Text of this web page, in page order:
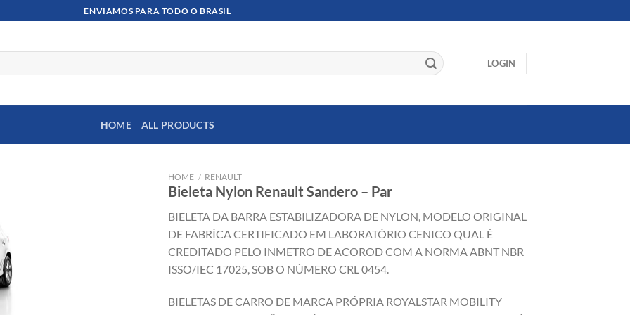
ENVIAMOS PARA TODO O BRASIL
LOGIN
HOME ALL PRODUCTS
HOME / RENAULT
Bieleta Nylon Renault Sandero – Par
BIELETA DA BARRA ESTABILIZADORA DE NYLON, MODELO ORIGINAL
DE FABRÍCA CERTIFICADO EM LABORATÓRIO CENICO QUAL É
CREDITADO PELO INMETRO DE ACOROD COM A NORMA ABNT NBR
ISSO/IEC 17025, SOB O NÚMERO CRL 0454.
BIELETAS DE CARRO DE MARCA PRÓPRIA ROYALSTAR MOBILITY